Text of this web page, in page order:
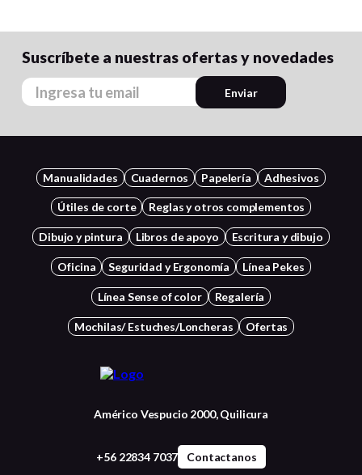
Suscríbete a nuestras ofertas y novedades
Enviar
Manualidades Cuadernos Papelería Adhesivos
Útiles de corte Reglas y otros complementos
Dibujo y pintura Libros de apoyo Escritura y dibujo
Oficina Seguridad y Ergonomía Línea Pekes
Línea Sense of color Regalería
Mochilas/ Estuches/Loncheras Ofertas
Américo Vespucio 2000, Quilicura
+56 22834 7037 Contactanos